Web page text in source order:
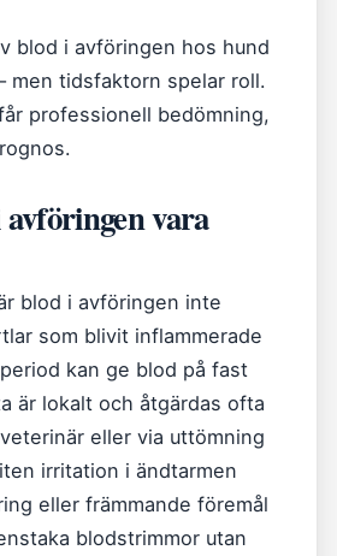
blod i avföringen hos hund
men tidsfaktorn spelar roll.
professionell bedömning,
vara
blod i avföringen inte
som blivit inflammerade
kan ge blod på fast
är lokalt och åtgärdas ofta
eller via uttömning
irritation i ändtarmen
eller främmande föremål
blodstrimmor utan